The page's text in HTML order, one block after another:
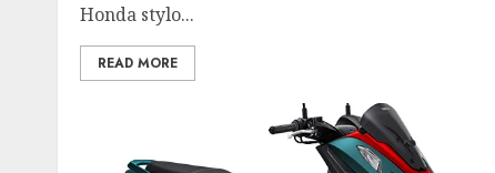
Honda stylo...
READ MORE